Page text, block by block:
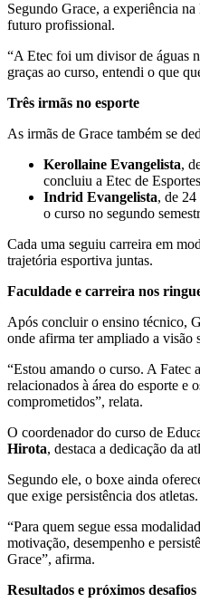
Segundo Grace, a experiência
futuro profissional.
“A Etec foi um divisor de águas
graças ao curso, entendi o que
Três irmãs no esporte
As irmãs de Grace também se
Kerollaine Evangelista,
concluiu a Etec de
Indrid Evangelista, de 24
o curso no segundo
Cada uma seguiu carreira em
trajetória esportiva juntas.
Faculdade e carreira nos
Após concluir o ensino técnico,
onde afirma ter ampliado a visão
“Estou amando o curso. A Fatec
relacionados à área do esporte e
comprometidos”, relata.
O coordenador do curso de
Hirota, destaca a dedicação da
Segundo ele, o boxe ainda
que exige persistência dos atletas.
“Para quem segue essa
motivação, desempenho e
Grace”, afirma.
Resultados e próximos desafios